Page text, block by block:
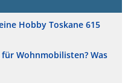
Hobby Toskane 615
Wohnmobilisten? Was